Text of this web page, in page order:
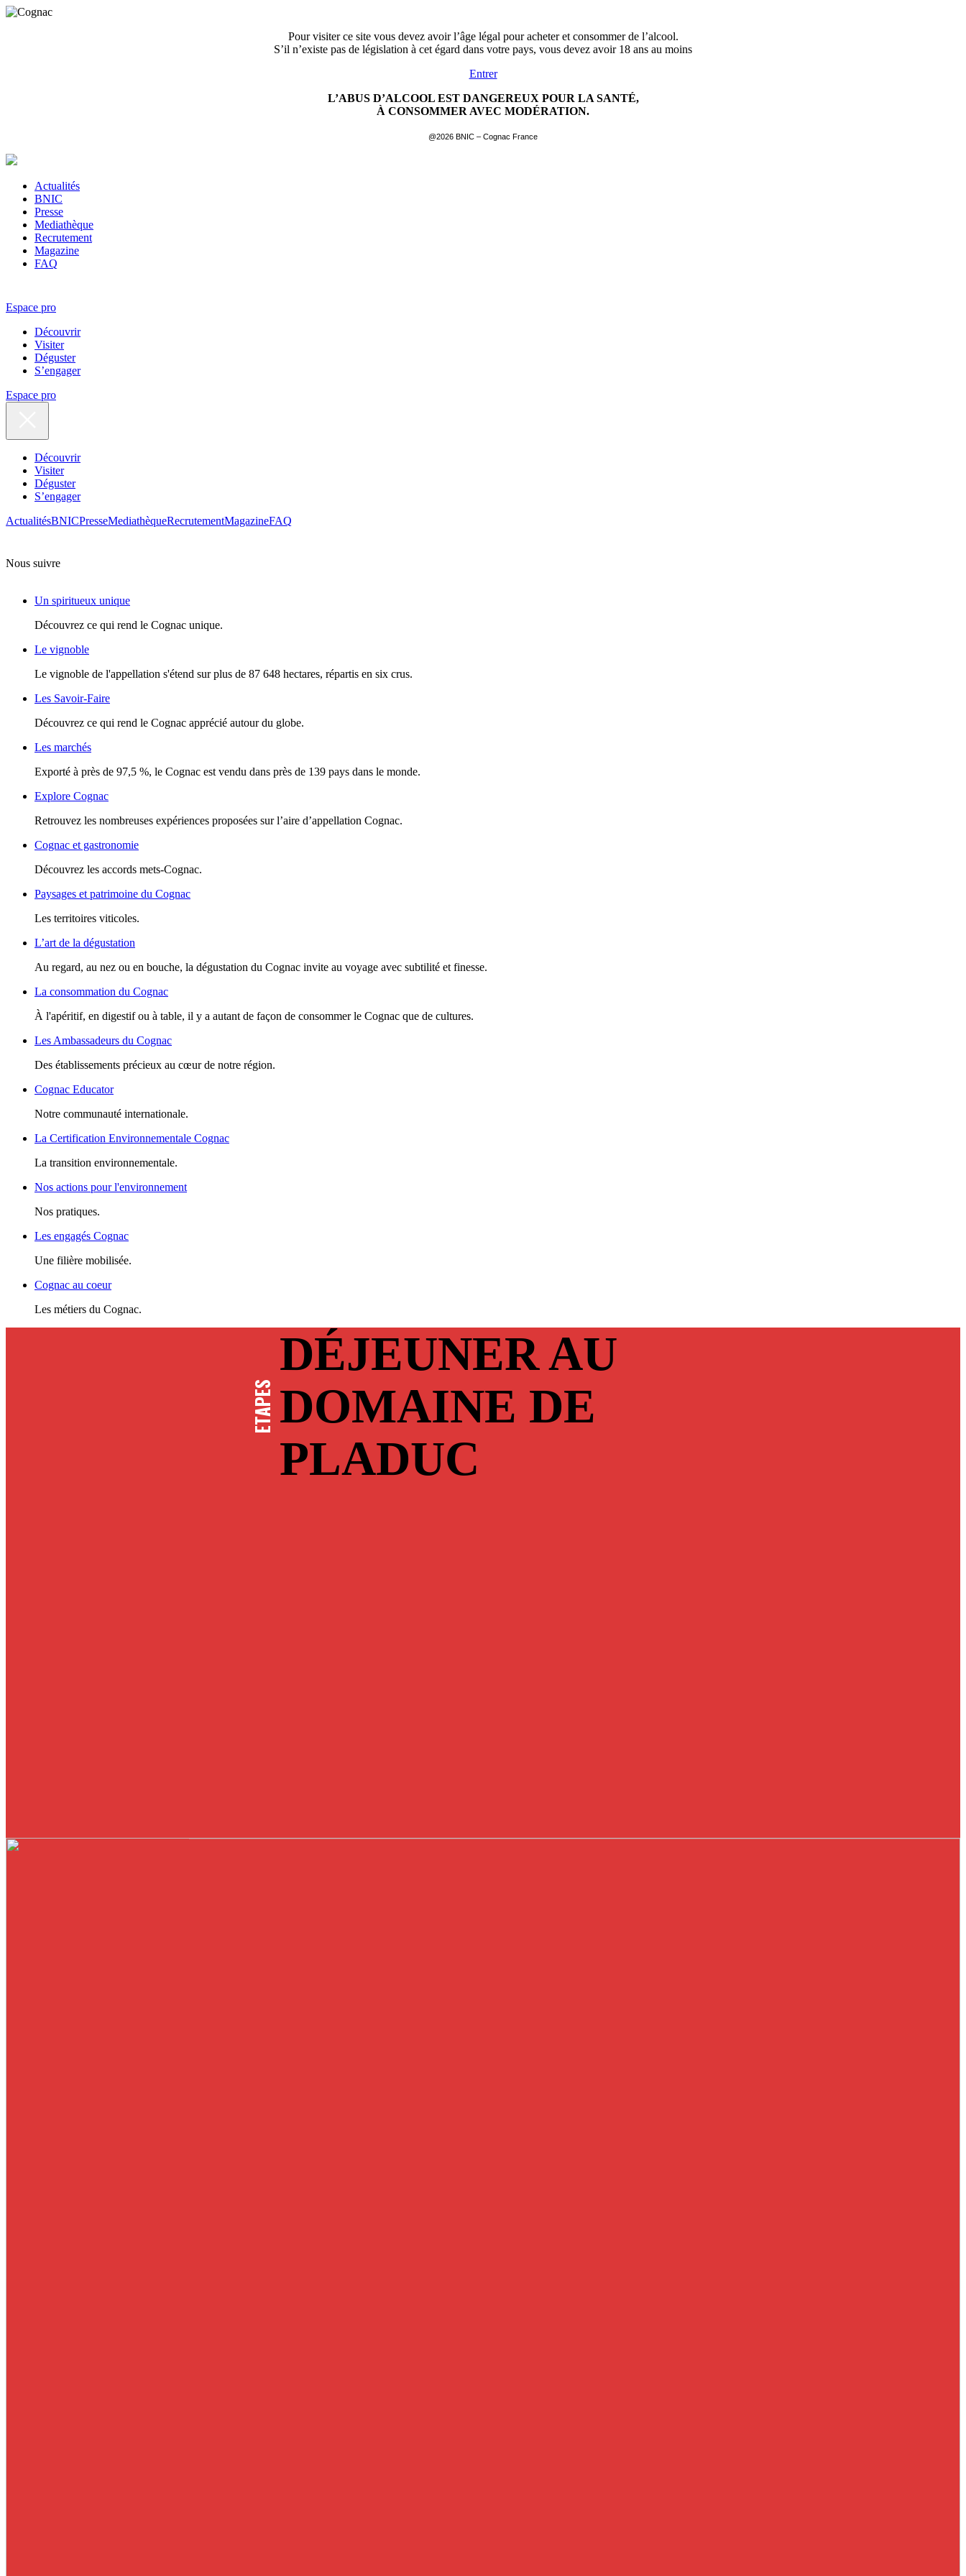
Pour visiter ce site vous devez avoir l’âge légal pour acheter et consommer de l’alcool.
S’il n’existe pas de législation à cet égard dans votre pays, vous devez avoir 18 ans au moins
Entrer
L’ABUS D’ALCOOL EST DANGEREUX POUR LA SANTÉ,
À CONSOMMER AVEC MODÉRATION.
@2026 BNIC – Cognac France
Actualités
BNIC
Presse
Mediathèque
Recrutement
Magazine
FAQ
Espace pro
Découvrir
Visiter
Déguster
S’engager
Espace pro
Découvrir
Visiter
Déguster
S’engager
ActualitésBNICPresseMediathèqueRecrutementMagazineFAQ
Nous suivre
Un spiritueux unique
Découvrez ce qui rend le Cognac unique.
Le vignoble
Le vignoble de l'appellation s'étend sur plus de 87 648 hectares, répartis en six crus.
Les Savoir-Faire
Découvrez ce qui rend le Cognac apprécié autour du globe.
Les marchés
Exporté à près de 97,5 %, le Cognac est vendu dans près de 139 pays dans le monde.
Explore Cognac
Retrouvez les nombreuses expériences proposées sur l’aire d’appellation Cognac.
Cognac et gastronomie
Découvrez les accords mets-Cognac.
Paysages et patrimoine du Cognac
Les territoires viticoles.
L’art de la dégustation
Au regard, au nez ou en bouche, la dégustation du Cognac invite au voyage avec subtilité et finesse.
La consommation du Cognac
À l'apéritif, en digestif ou à table, il y a autant de façon de consommer le Cognac que de cultures.
Les Ambassadeurs du Cognac
Des établissements précieux au cœur de notre région.
Cognac Educator
Notre communauté internationale.
La Certification Environnementale Cognac
La transition environnementale.
Nos actions pour l'environnement
Nos pratiques.
Les engagés Cognac
Une filière mobilisée.
Cognac au coeur
Les métiers du Cognac.
ETAPES
DÉJEUNER AU
DOMAINE DE
PLADUC